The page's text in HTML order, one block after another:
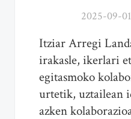
2025-09-01
Itziar Arregi
irakasle, ikerlari
egitasmoko
urtetik, uztailean
azken